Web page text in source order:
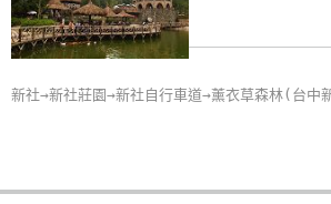
玩
樂
圖
新社→新社莊園→新社自行車道→薰衣草森林(台中